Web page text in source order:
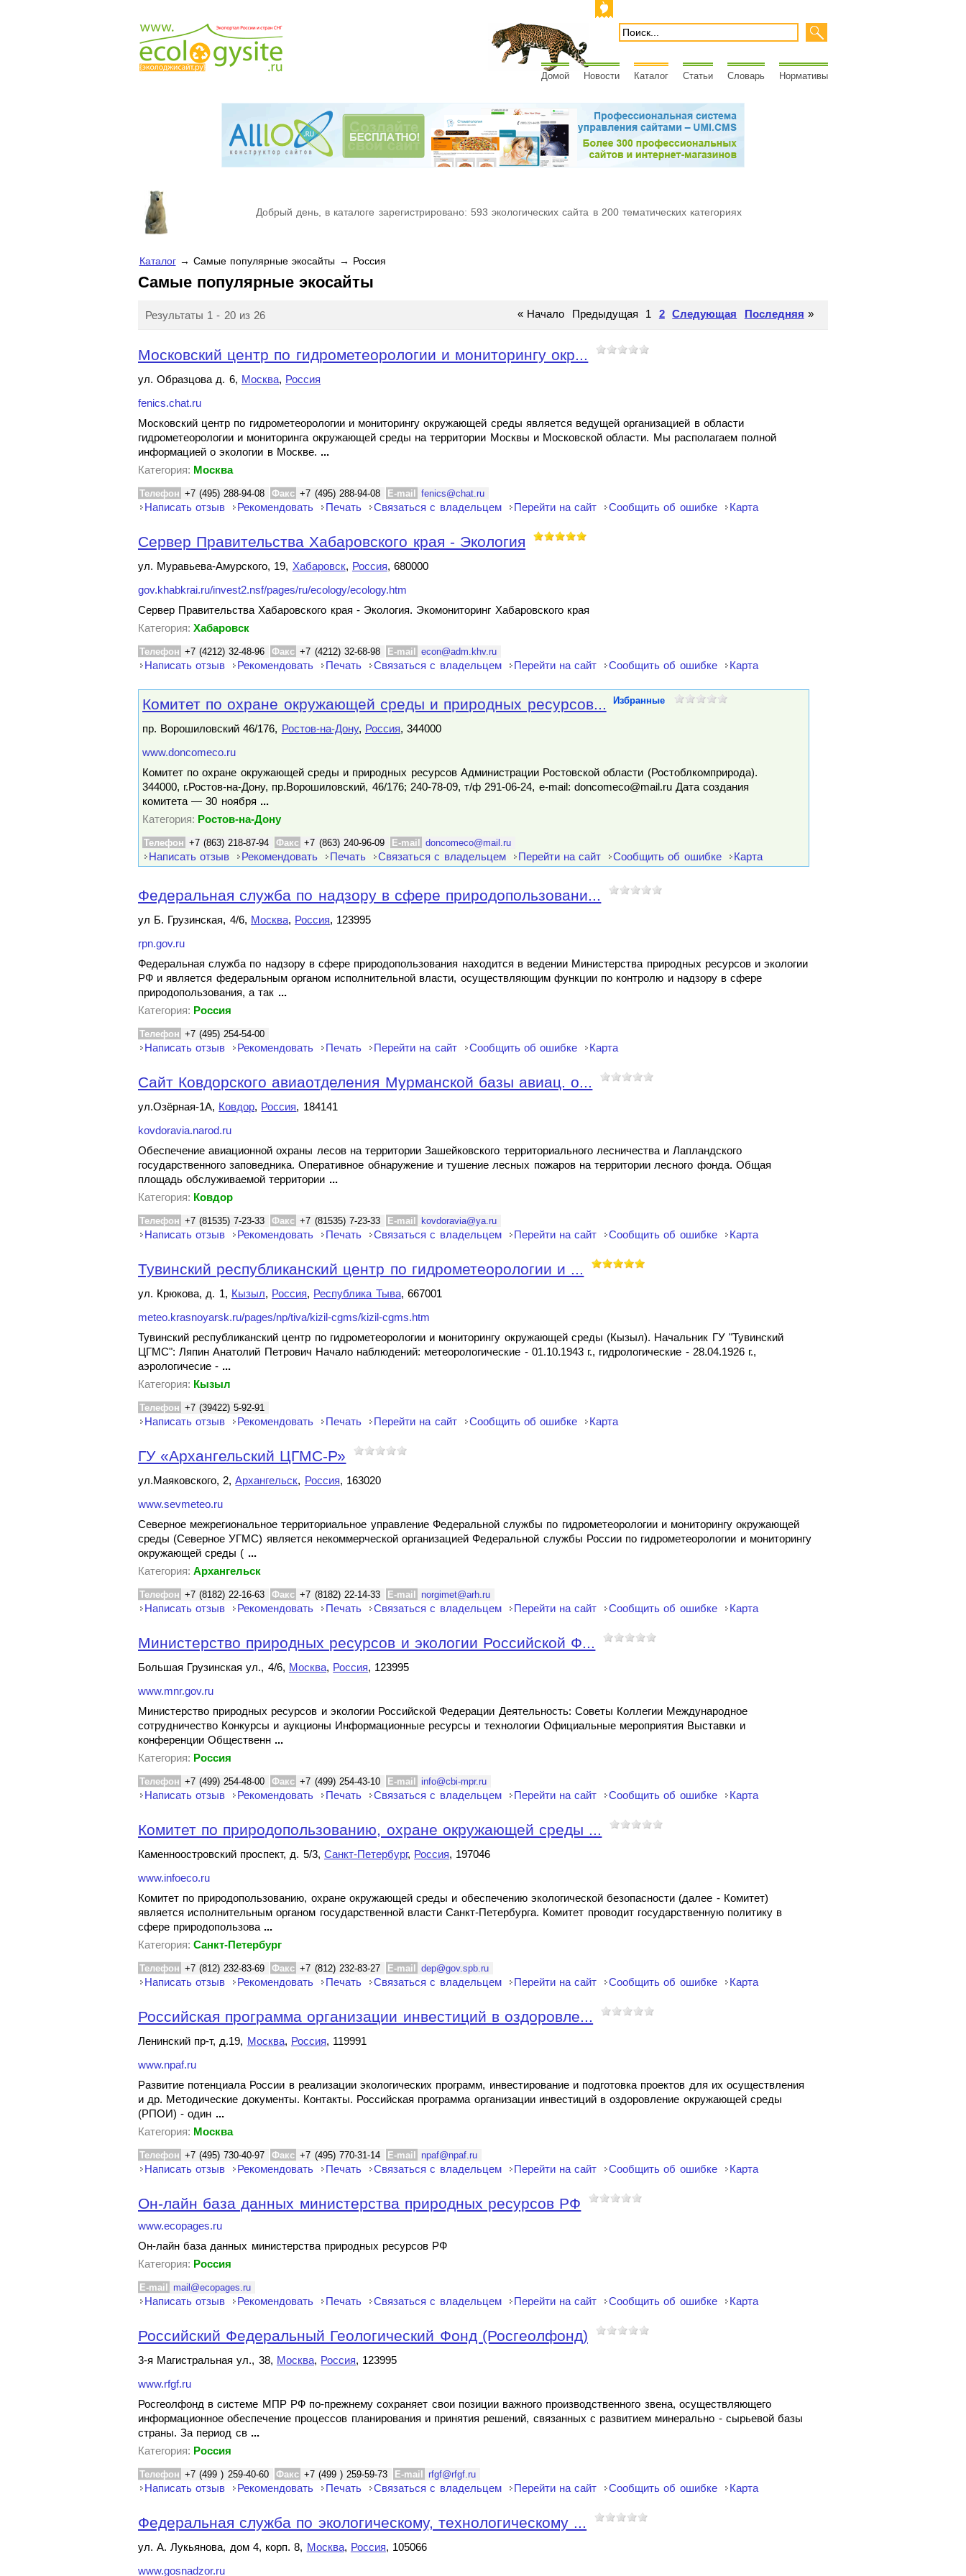
Домой Новости Каталог Статьи Словарь Нормативы
Добрый день, в каталоге зарегистрировано: 593 экологических сайта в 200 тематических категориях
Каталог→ Самые популярные экосайты → Россия
Самые популярные экосайты
Результаты 1 - 20 из 26 « Начало Предыдущая 1 2 Следующая Последняя »
Московский центр по гидрометеорологии и мониторингу окр...
ул. Образцова д. 6, Москва, Россия
fenics.chat.ru
Московский центр по гидрометеорологии и мониторингу окружающей среды является ведущей организацией в области
гидрометеорологии и мониторинга окружающей среды на территории Москвы и Московской области. Мы располагаем полной
информацией о экологии в Москве. ...
Категория: Москва
Телефон +7 (495) 288-94-08 Факс +7 (495) 288-94-08 E-mail fenics@chat.ru
Написать отзыв Рекомендовать Печать Связаться с владельцем Перейти на сайт Сообщить об ошибке Карта
Сервер Правительства Хабаровского края - Экология
ул. Муравьева-Амурского, 19, Хабаровск, Россия, 680000
gov.khabkrai.ru/invest2.nsf/pages/ru/ecology/ecology.htm
Сервер Правительства Хабаровского края - Экология. Экомониторинг Хабаровского края
Категория: Хабаровск
Телефон +7 (4212) 32-48-96 Факс +7 (4212) 32-68-98 E-mail econ@adm.khv.ru
Написать отзыв Рекомендовать Печать Связаться с владельцем Перейти на сайт Сообщить об ошибке Карта
Комитет по охране окружающей среды и природных ресурсов... Избранные
пр. Ворошиловский 46/176, Ростов-на-Дону, Россия, 344000
www.doncomeco.ru
Комитет по охране окружающей среды и природных ресурсов Администрации Ростовской области (Ростоблкомприрода).
344000, г.Ростов-на-Дону, пр.Ворошиловский, 46/176; 240-78-09, т/ф 291-06-24, e-mail: doncomeco@mail.ru Дата создания
комитета — 30 ноября ...
Категория: Ростов-на-Дону
Телефон +7 (863) 218-87-94 Факс +7 (863) 240-96-09 E-mail doncomeco@mail.ru
Написать отзыв Рекомендовать Печать Связаться с владельцем Перейти на сайт Сообщить об ошибке Карта
Федеральная служба по надзору в сфере природопользовани...
ул Б. Грузинская, 4/6, Москва, Россия, 123995
rpn.gov.ru
Федеральная служба по надзору в сфере природопользования находится в ведении Министерства природных ресурсов и экологии
РФ и является федеральным органом исполнительной власти, осуществляющим функции по контролю и надзору в сфере
природопользования, а так ...
Категория: Россия
Телефон +7 (495) 254-54-00
Написать отзыв Рекомендовать Печать Перейти на сайт Сообщить об ошибке Карта
Cайт Ковдорского авиаотделения Мурманской базы авиац. о...
ул.Озёрная-1А, Ковдор, Россия, 184141
kovdoravia.narod.ru
Обеспечение авиационной охраны лесов на территории Зашейковского территориального лесничества и Лапландского
государственного заповедника. Оперативное обнаружение и тушение лесных пожаров на территории лесного фонда. Общая
площадь обслуживаемой территории ...
Категория: Ковдор
Телефон +7 (81535) 7-23-33 Факс +7 (81535) 7-23-33 E-mail kovdoravia@ya.ru
Написать отзыв Рекомендовать Печать Связаться с владельцем Перейти на сайт Сообщить об ошибке Карта
Тувинский республиканский центр по гидрометеорологии и ...
ул. Крюкова, д. 1, Кызыл, Россия, Республика Тыва, 667001
meteo.krasnoyarsk.ru/pages/np/tiva/kizil-cgms/kizil-cgms.htm
Тувинский республиканский центр по гидрометеорологии и мониторингу окружающей среды (Кызыл). Начальник ГУ "Тувинский
ЦГМС": Ляпин Анатолий Петрович Начало наблюдений: метеорологические - 01.10.1943 г., гидрологические - 28.04.1926 г.,
аэрологичесие - ...
Категория: Кызыл
Телефон +7 (39422) 5-92-91
Написать отзыв Рекомендовать Печать Перейти на сайт Сообщить об ошибке Карта
ГУ «Архангельский ЦГМС-Р»
ул.Маяковского, 2,Архангельск, Россия, 163020
www.sevmeteo.ru
Северное межрегиональное территориальное управление Федеральной службы по гидрометеорологии и мониторингу окружающей
среды (Северное УГМС) является некоммерческой организацией Федеральной службы России по гидрометеорологии и мониторингу
окружающей среды ( ...
Категория: Архангельск
Телефон +7 (8182) 22-16-63 Факс +7 (8182) 22-14-33 E-mail norgimet@arh.ru
Написать отзыв Рекомендовать Печать Связаться с владельцем Перейти на сайт Сообщить об ошибке Карта
Министерство природных ресурсов и экологии Российской Ф...
Большая Грузинская ул., 4/6, Москва, Россия, 123995
www.mnr.gov.ru
Министерство природных ресурсов и экологии Российской Федерации Деятельность: Советы Коллегии Международное
сотрудничество Конкурсы и аукционы Информационные ресурсы и технологии Официальные мероприятия Выставки и
конференции Общественн ...
Категория: Россия
Телефон +7 (499) 254-48-00 Факс +7 (499) 254-43-10 E-mail info@cbi-mpr.ru
Написать отзыв Рекомендовать Печать Связаться с владельцем Перейти на сайт Сообщить об ошибке Карта
Комитет по природопользованию, охране окружающей среды ...
Каменноостровский проспект, д. 5/3, Санкт-Петербург, Россия, 197046
www.infoeco.ru
Комитет по природопользованию, охране окружающей среды и обеспечению экологической безопасности (далее - Комитет)
является исполнительным органом государственной власти Санкт-Петербурга. Комитет проводит государственную политику в
сфере природопользова ...
Категория: Санкт-Петербург
Телефон +7 (812) 232-83-69 Факс +7 (812) 232-83-27 E-mail dep@gov.spb.ru
Написать отзыв Рекомендовать Печать Связаться с владельцем Перейти на сайт Сообщить об ошибке Карта
Российская программа организации инвестиций в оздоровле...
Ленинский пр-т, д.19, Москва, Россия, 119991
www.npaf.ru
Развитие потенциала России в реализации экологических программ, инвестирование и подготовка проектов для их осуществления
и др. Методические документы. Контакты. Российская программа организации инвестиций в оздоровление окружающей среды
(РПОИ) - один ...
Категория: Москва
Телефон +7 (495) 730-40-97 Факс +7 (495) 770-31-14 E-mail npaf@npaf.ru
Написать отзыв Рекомендовать Печать Связаться с владельцем Перейти на сайт Сообщить об ошибке Карта
Он-лайн база данных министерства природных ресурсов РФ
www.ecopages.ru
Он-лайн база данных министерства природных ресурсов РФ
Категория: Россия
E-mail mail@ecopages.ru
Написать отзыв Рекомендовать Печать Связаться с владельцем Перейти на сайт Сообщить об ошибке Карта
Российский Федеральный Геологический Фонд (Росгеолфонд)
3-я Магистральная ул., 38, Москва, Россия, 123995
www.rfgf.ru
Росгеолфонд в системе МПР РФ по-прежнему сохраняет свои позиции важного производственного звена, осуществляющего
информационное обеспечение процессов планирования и принятия решений, связанных с развитием минерально - сырьевой базы
страны. За период св ...
Категория: Россия
Телефон +7 (499 ) 259-40-60 Факс +7 (499 ) 259-59-73 E-mail rfgf@rfgf.ru
Написать отзыв Рекомендовать Печать Связаться с владельцем Перейти на сайт Сообщить об ошибке Карта
Федеральная служба по экологическому, технологическому ...
ул. А. Лукьянова, дом 4, корп. 8, Москва, Россия, 105066
www.gosnadzor.ru